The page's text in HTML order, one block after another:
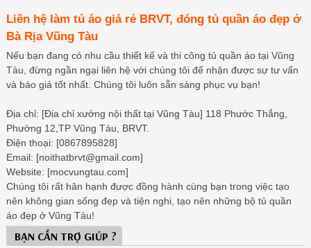
Liên hệ làm tủ áo giá rẻ BRVT, đóng tủ quần áo đẹp ở
Bà Rịa Vũng Tàu
Nếu bạn đang có nhu cầu thiết kế và thi công tủ quần áo tại Vũng
Tàu, đừng ngần ngại liên hệ với chúng tôi để nhận được sự tư vấn
và báo giá tốt nhất. Chúng tôi luôn sẵn sàng phục vụ bạn!
Địa chỉ: [Địa chỉ xưởng nội thất tại Vũng Tàu] 118 Phước Thắng,
Phường 12,TP Vũng Tàu, BRVT.
Điện thoại: [0867895828]
Email: [noithatbrvt@gmail.com]
Website: [mocvungtau.com]
Chúng tôi rất hân hạnh được đồng hành cùng bạn trong việc tạo
nên không gian sống đẹp và tiện nghi, tạo nên những bộ tủ quần
áo đẹp ở Vũng Tàu!
BẠN CẦN TRỢ GIÚP ?